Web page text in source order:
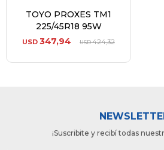
TOYO PROXES TM1
225/45R18 95W
USD 347,94 USD424,32
¡Suscribite y recibí todas